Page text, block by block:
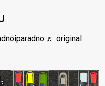
♬ original